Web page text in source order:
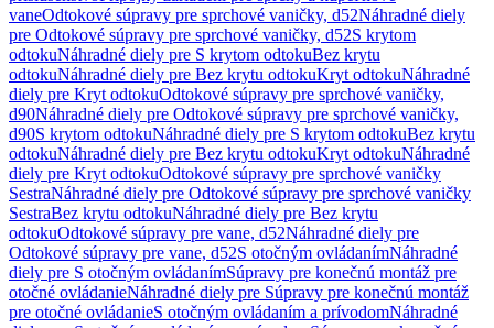
vaneOdtokové súpravy pre sprchové vaničky, d52Náhradné diely
pre Odtokové súpravy pre sprchové vaničky, d52S krytom
odtokuNáhradné diely pre S krytom odtokuBez krytu
odtokuNáhradné diely pre Bez krytu odtokuKryt odtokuNáhradné
diely pre Kryt odtokuOdtokové súpravy pre sprchové vaničky,
d90Náhradné diely pre Odtokové súpravy pre sprchové vaničky,
d90S krytom odtokuNáhradné diely pre S krytom odtokuBez krytu
odtokuNáhradné diely pre Bez krytu odtokuKryt odtokuNáhradné
diely pre Kryt odtokuOdtokové súpravy pre sprchové vaničky
SestraNáhradné diely pre Odtokové súpravy pre sprchové vaničky
SestraBez krytu odtokuNáhradné diely pre Bez krytu
odtokuOdtokové súpravy pre vane, d52Náhradné diely pre
Odtokové súpravy pre vane, d52S otočným ovládanímNáhradné
diely pre S otočným ovládanímSúpravy pre konečnú montáž pre
otočné ovládanieNáhradné diely pre Súpravy pre konečnú montáž
pre otočné ovládanieS otočným ovládaním a prívodomNáhradné